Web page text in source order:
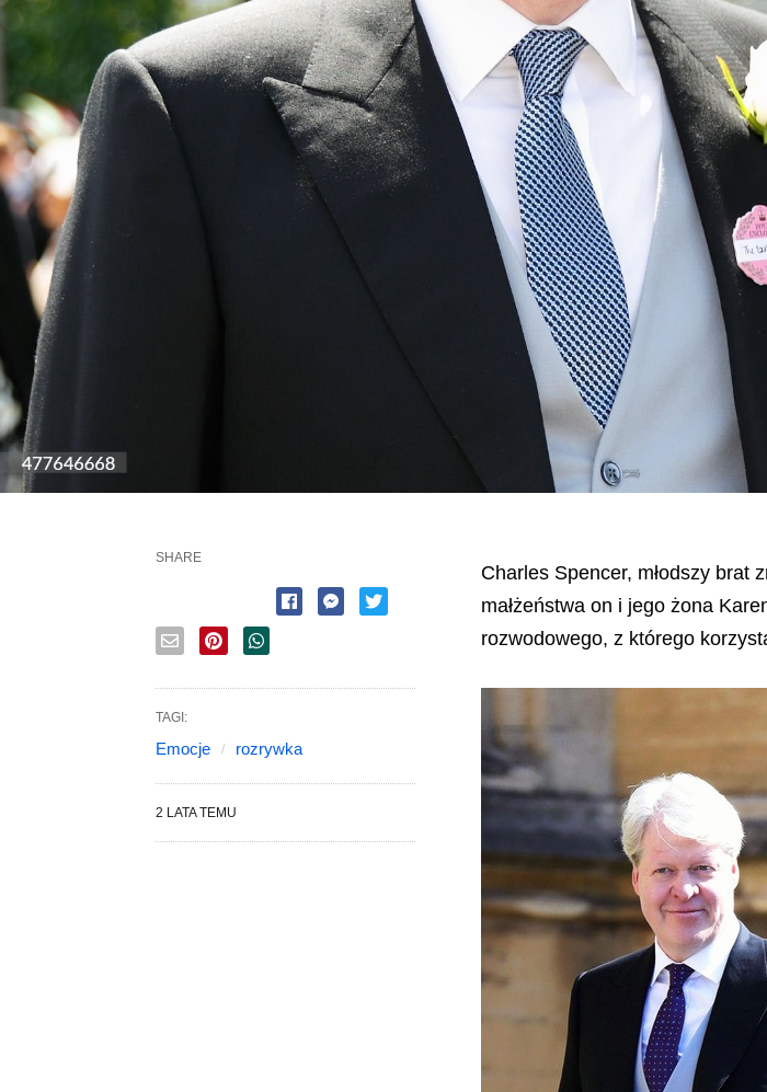
Charles Spencer, młodszy brat
małżeństwa on i jego żona
rozwodowego, z którego
SHARE
TAGI:
Emocje rozrywka
2 LATA TEMU